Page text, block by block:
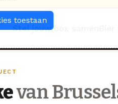
Stel jouw box samen
van
toestaan